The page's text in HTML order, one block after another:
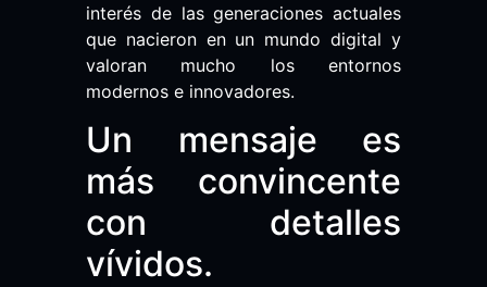
interés de las generaciones actuales
que nacieron en un mundo digital y
valoran mucho los entornos
modernos e innovadores.
Un mensaje es
más convincente
con detalles
vívidos.